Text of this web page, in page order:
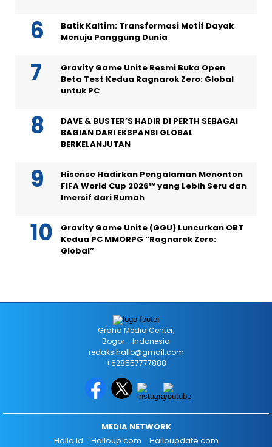
Batik Kaltim: Transformasi Motif Dayak
Menuju Panggung Dunia
Gravity Game Unite Resmi Buka Open
Beta Test Kedua Ragnarok Zero: Global
untuk PC
DAVE & BUSTER’S HADIR DI PERTH SEBAGAI
BAGIAN DARI EKSPANSI GLOBAL
BERKELANJUTAN
Hisense Hadirkan Pengalaman Menonton
FIFA World Cup 2026™ yang Lebih Seru dan
Imersif dari Rumah
Gravity Game Unite (GGU) Luncurkan OBT
Kedua PC MMORPG “Ragnarok Zero:
Global”
Graha Media Center,
Bogor - Indonesia
redaksihallo@gmail.com
+628557777888
MEDIA NETWORK
Hallo.id
Halloup.com
Halloupdate.com